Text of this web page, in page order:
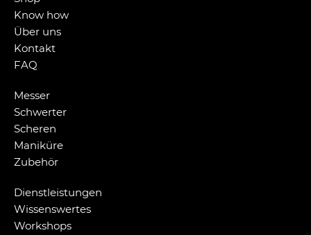
Know how
Über uns
Kontakt
FAQ
Messer
Schwerter
Scheren
Maniküre
Zubehör
Dienstleistungen
Wissenswertes
Workshops